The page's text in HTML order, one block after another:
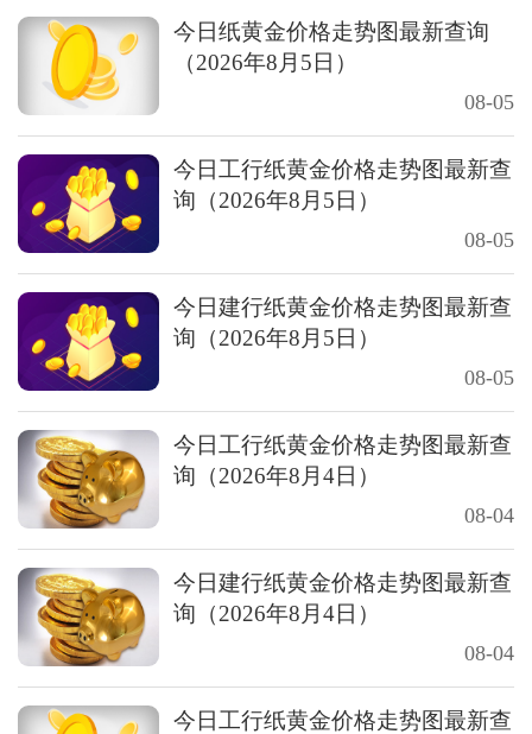
今日纸黄金价格走势图最新查询
（2026年8月5日）
08-05
今日工行纸黄金价格走势图最新查
询（2026年8月5日）
08-05
今日建行纸黄金价格走势图最新查
询（2026年8月5日）
08-05
今日工行纸黄金价格走势图最新查
询（2026年8月4日）
08-04
今日建行纸黄金价格走势图最新查
询（2026年8月4日）
08-04
今日工行纸黄金价格走势图最新查